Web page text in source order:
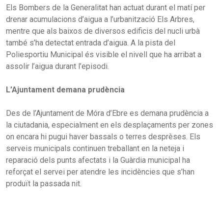
Els Bombers de la Generalitat han actuat durant el matí per
drenar acumulacions d’aigua a l’urbanització Els Arbres,
mentre que als baixos de diversos edificis del nucli urbà
també s’ha detectat entrada d’aigua. A la pista del
Poliesportiu Municipal és visible el nivell que ha arribat a
assolir l’aigua durant l’episodi.
L’Ajuntament demana prudència
Des de l’Ajuntament de Móra d’Ebre es demana prudència a
la ciutadania, especialment en els desplaçaments per zones
on encara hi pugui haver bassals o terres desprèses. Els
serveis municipals continuen treballant en la neteja i
reparació dels punts afectats i la Guàrdia municipal ha
reforçat el servei per atendre les incidències que s’han
produït la passada nit.